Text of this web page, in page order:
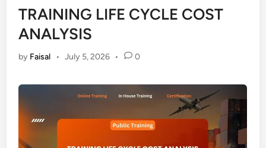
TRAINING LIFE CYCLE COST
ANALYSIS
by Faisal • July 5, 2026 • 0